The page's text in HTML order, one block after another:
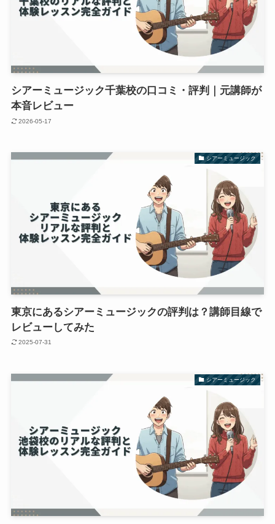
シアーミュージック千葉校の口コミ・評判｜元講師が
本音レビュー
2026-05-17
シアーミュージック
東京にあるシアーミュージックの評判は？講師目線で
レビューしてみた
2025-07-31
シアーミュージック